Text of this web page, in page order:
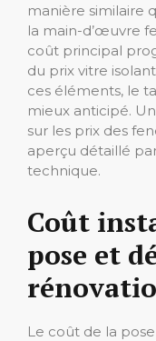
manière similaire
la main-d’œuvre
coût principal
du prix vitre
ces éléments, le
mieux anticipé.
sur les prix des
aperçu détaillé
technique.
Coût
pose et
Le coût de la